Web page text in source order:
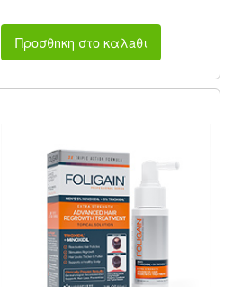
Προσθnκη στο καλaθι